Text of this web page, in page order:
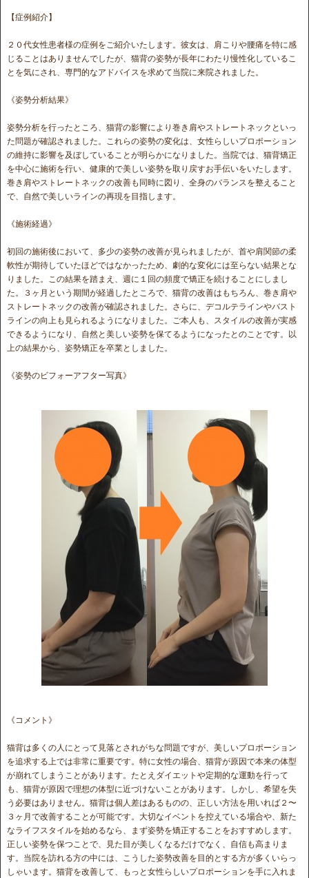
【症例紹介】
２０代女性患者様の症例をご紹介いたします。彼女は、肩こりや腰痛を特に感
じることはありませんでしたが、猫背の姿勢が長年にわたり慢性化しているこ
とを気にされ、専門的なアドバイスを求めて当院に来院されました。
《姿勢分析結果》
姿勢分析を行ったところ、猫背の影響により巻き肩やストレートネックといっ
た問題が確認されました。これらの姿勢の変化は、女性らしいプロポーション
の維持に影響を及ぼしていることが明らかになりました。当院では、猫背矯正
を中心に施術を行い、健康的で美しい姿勢を取り戻すお手伝いをいたします。
巻き肩やストレートネックの改善も同時に図り、全身のバランスを整えること
で、自然で美しいラインの再現を目指します。
《施術経過》
初回の施術後において、多少の姿勢の改善が見られましたが、首や肩関節の柔
軟性が期待していたほどではなかったため、劇的な変化には至らない結果とな
りました。この結果を踏まえ、週に１回の頻度で矯正を続けることにしまし
た。３ヶ月という期間が経過したところで、猫背の改善はもちろん、巻き肩や
ストレートネックの改善が確認されました。さらに、デコルテラインやバスト
ラインの向上も見られるようになりました。ご本人も、スタイルの改善が実感
できるようになり、自然と美しい姿勢を保てるようになったとのことです。以
上の結果から、姿勢矯正を卒業としました。
《姿勢のビフォーアフター写真》
《コメント》
猫背は多くの人にとって見落とされがちな問題ですが、美しいプロポーション
を追求する上では非常に重要です。特に女性の場合、猫背が原因で本来の体型
が崩れてしまうことがあります。たとえダイエットや定期的な運動を行って
も、猫背が原因で理想の体型に近づけないことがあります。しかし、希望を失
う必要はありません。猫背は個人差はあるものの、正しい方法を用いれば２〜
３ヶ月で改善することが可能です。大切なイベントを控えている場合や、新た
なライフスタイルを始めるなら、まず姿勢を矯正することをおすすめします。
正しい姿勢を保つことで、見た目が美しくなるだけでなく、自信も高まりま
す。当院を訪れる方の中には、こうした姿勢改善を目的とする方が多くいらっ
しゃいます。猫背を改善して、もっと女性らしいプロポーションを手に入れま